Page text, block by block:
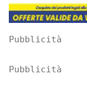
Pubblicità
Pubblicità